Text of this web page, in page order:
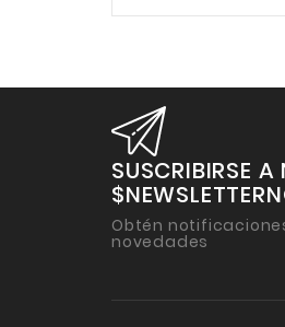
SUSCRIBIRSE A
Obtén
novedades